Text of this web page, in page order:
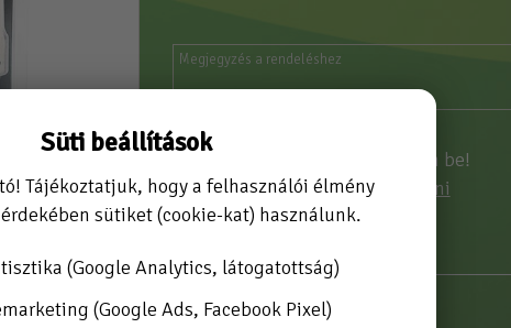
Vásárláshoz kérjük jelentkezzen be!
Új partnerkéntitt tud regisztrálni
Süti beállítások
Tájékoztatjuk, hogy a felhasználói élmény
sütiket (cookie-kat) használunk.
(Google Analytics, látogatottság)
(Google Ads, Facebook Pixel)